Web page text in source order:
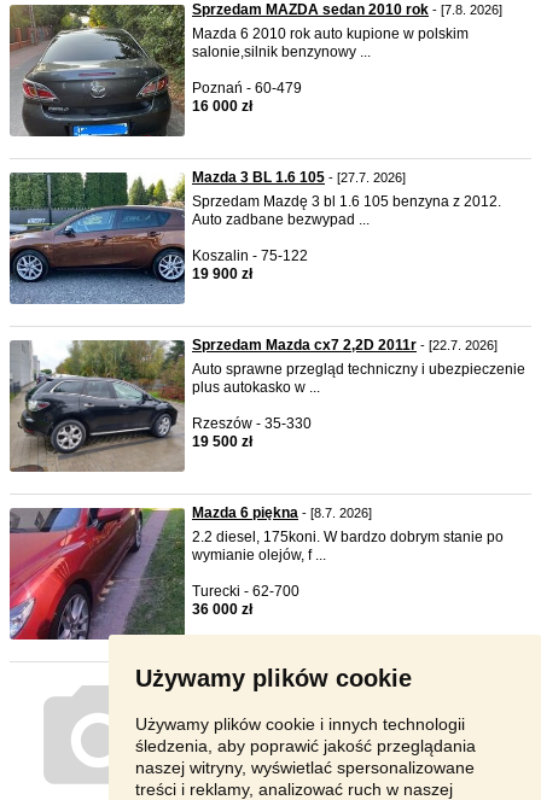
Używamy plików cookie
Używamy plików cookie i innych technologii
śledzenia, aby poprawić jakość przeglądania
naszej witryny, wyświetlać spersonalizowane
treści i reklamy, analizować ruch w naszej
Sprzedam MAZDA sedan 2010 rok - [7.8. 2026]
Mazda 6 2010 rok auto kupione w polskim
salonie,silnik benzynowy ...
Poznań - 60-479
16 000 zł
Mazda 3 BL 1.6 105 - [27.7. 2026]
Sprzedam Mazdę 3 bl 1.6 105 benzyna z 2012.
Auto zadbane bezwypad ...
Koszalin - 75-122
19 900 zł
Sprzedam Mazda cx7 2,2D 2011r - [22.7. 2026]
Auto sprawne przegląd techniczny i ubezpieczenie
plus autokasko w ...
Rzeszów - 35-330
19 500 zł
Mazda 6 piękna - [8.7. 2026]
2.2 diesel, 175koni. W bardzo dobrym stanie po
wymianie olejów, f ...
Turecki - 62-700
36 000 zł